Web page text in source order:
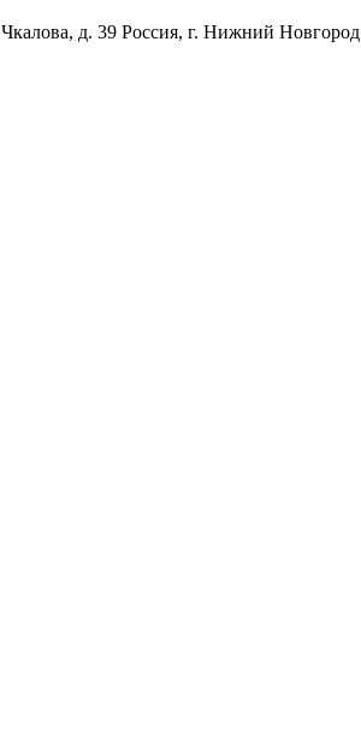
Чкалова, д. 39 Россия, г. Нижний Новгород